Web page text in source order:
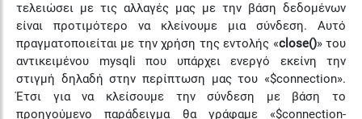
τελειώσει με τις αλλαγές μας με την βάση δεδομένων
είναι προτιμότερο να κλείνουμε μια σύνδεση. Αυτό
πραγματοποιείται με την χρήση της εντολής «close()» του
αντικειμένου mysqli που υπάρχει ενεργό εκείνη την
στιγμή δηλαδή στην περίπτωση μας του «$connection».
Έτσι για να κλείσουμε την σύνδεση με βάση το
προηγούμενο παράδειγμα θα γράφαμε «$connection-